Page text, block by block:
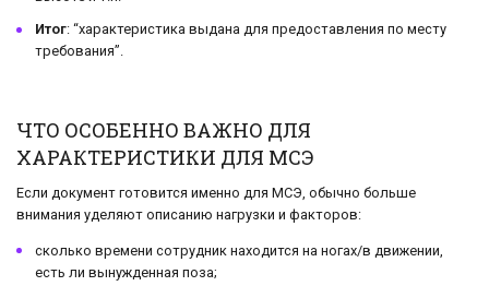
Итог: “характеристика выдана для предоставления по месту
требования”.
ЧТО ОСОБЕННО ВАЖНО ДЛЯ
ХАРАКТЕРИСТИКИ ДЛЯ МСЭ
Если документ готовится именно для МСЭ, обычно больше
внимания уделяют описанию нагрузки и факторов:
сколько времени сотрудник находится на ногах/в движении,
есть ли вынужденная поза;